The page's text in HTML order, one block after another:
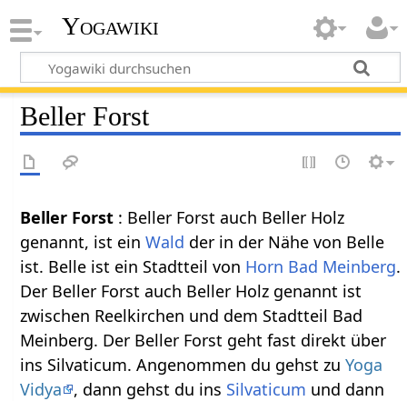
Yogawiki
Beller Forst
: Beller Forst auch Beller Holz
genannt, ist einWald der in der Nähe von Belle
ist. Belle ist ein Stadtteil von Horn Bad Meinberg.
Der Beller Forst auch Beller Holz genannt ist
zwischen Reelkirchen und dem Stadtteil Bad
Meinberg. Der Beller Forst geht fast direkt über
ins Silvaticum. Angenommen du gehst zuYoga
Vidya
, dann gehst du ins Silvaticum und dann